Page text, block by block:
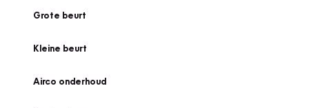
Grote beurt
Kleine beurt
Airco onderhoud